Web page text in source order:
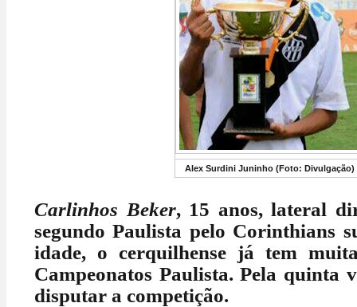
Alex Surdini Juninho (Foto: Divulgação)
Carlinhos Beker, 15 anos, lateral
segundo Paulista pelo Corinthians
idade, o cerquilhense já tem
Campeonatos Paulista. Pela quinta
disputar a competição.